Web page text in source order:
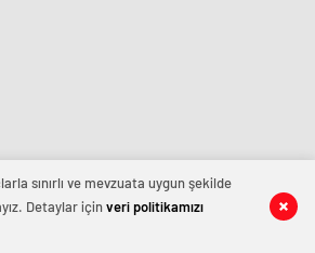
sınırlı ve mevzuata uygun şekilde
Detaylar içinveri politikamızı